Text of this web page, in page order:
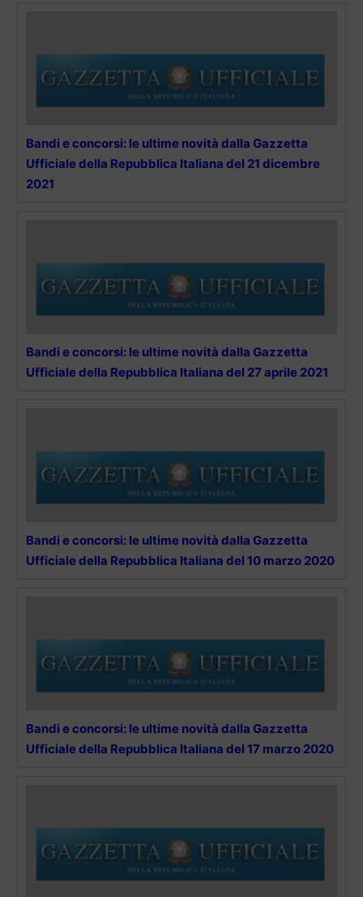
Bandi e concorsi: le ultime novità dalla Gazzetta
Ufficiale della Repubblica Italiana del 21 dicembre
2021
Bandi e concorsi: le ultime novità dalla Gazzetta
Ufficiale della Repubblica Italiana del 27 aprile 2021
Bandi e concorsi: le ultime novità dalla Gazzetta
Ufficiale della Repubblica Italiana del 10 marzo 2020
Bandi e concorsi: le ultime novità dalla Gazzetta
Ufficiale della Repubblica Italiana del 17 marzo 2020